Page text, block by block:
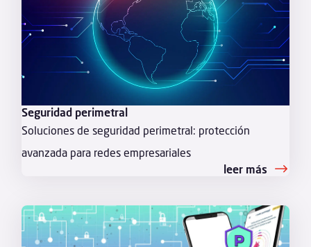
Seguridad perimetral
Soluciones de seguridad perimetral: protección
avanzada para redes empresariales
leer más